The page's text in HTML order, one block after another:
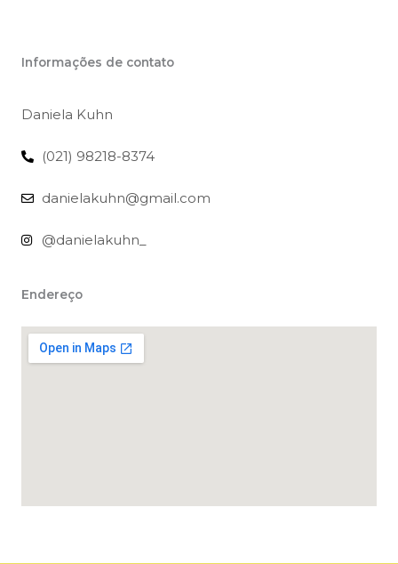
Informações de contato
Daniela Kuhn
(021) 98218-8374
danielakuhn@gmail.com
@danielakuhn_
Endereço